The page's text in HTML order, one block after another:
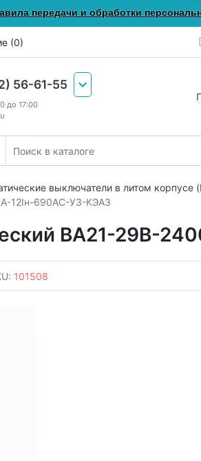
передачи и обработки
(0)
56-61-55
до 17:00
выключатели в литом корпусе
12Iн-690AC-У3-КЭАЗ
ВА21-29В-
101508